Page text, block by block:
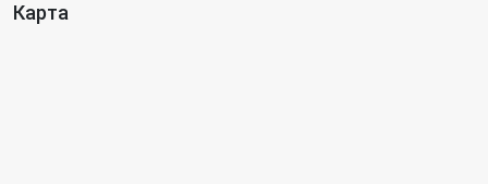
Карта